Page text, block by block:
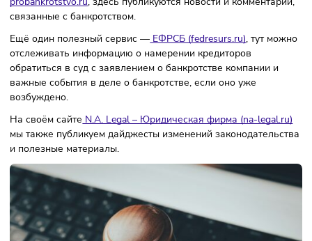
Менялось ли в последнее время
законодательство в сфере
субсидиарной ответственности?
Нормы ФЗ «О несостоятельности (банкротстве)» о
привлечении к субсидиарной ответственности в
редакции действуют с 2017 года. Хотя и ранее законом
предусматривалась возможность наступления такой
ответственности.
При этом нельзя сказать, что в течение 7 лет в этой
ничего не изменилось. Напротив, практика применения
правовых норм о СО меняется стремительно. Ещё пару